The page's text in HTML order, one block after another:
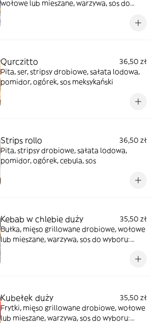
wołowe lub mieszane, warzywa, sos do
Qurczitto
36,50 zł
Pita, ser, stripsy drobiowe, sałata lodowa,
pomidor, ogórek, sos meksykański
Strips rollo
36,50 zł
Pita, stripsy drobiowe, sałata lodowa,
pomidor, ogórek, cebula, sos
Kebab w chlebie duży
35,50 zł
Bułka, mięso grillowane drobiowe, wołowe
lub mieszane, warzywa, sos do wyboru:
Kubełek duży
35,50 zł
Frytki, mięso grillowane drobiowe, wołowe
lub mieszane, warzywa, sos do wyboru: